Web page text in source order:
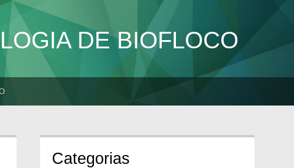
DE BIOFLOCO
Categorias